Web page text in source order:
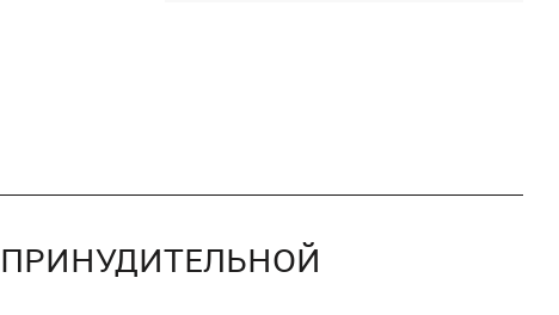
ПРИНУДИТЕЛЬНОЙ